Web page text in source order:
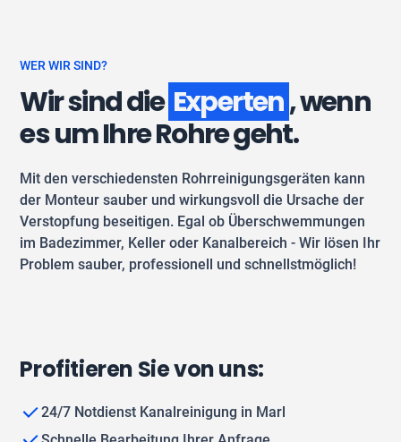
WER WIR SIND?
Wir sind die Experten, wenn
es um Ihre Rohre geht.
Mit den verschiedensten Rohrreinigungsgeräten kann
der Monteur sauber und wirkungsvoll die Ursache der
Verstopfung beseitigen. Egal ob Überschwemmungen
im Badezimmer, Keller oder Kanalbereich - Wir lösen Ihr
Problem sauber, professionell und schnellstmöglich!
Profitieren Sie von uns:
24/7 Notdienst Kanalreinigung in Marl